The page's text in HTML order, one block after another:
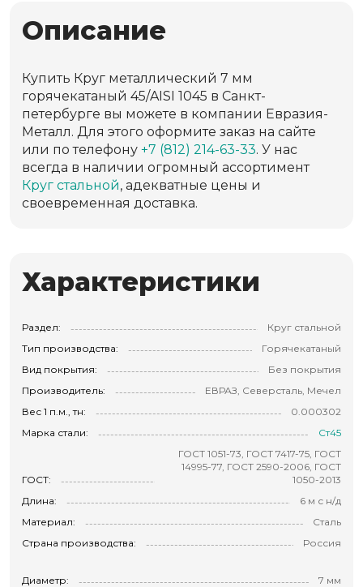
Описание
Купить Круг металлический 7 мм
горячекатаный 45/AISI 1045 в Санкт-
петербурге вы можете в компании Евразия-
Металл. Для этого оформите заказ на сайте
или по телефону +7 (812) 214-63-33. У нас
всегда в наличии огромный ассортимент
Круг стальной, адекватные цены и
своевременная доставка.
Характеристики
Раздел:
Круг стальной
Тип производства:
Горячекатаный
Вид покрытия:
Без покрытия
Производитель:
ЕВРАЗ, Северсталь, Мечел
Вес 1 п.м., тн:
0.000302
Марка стали:
Ст45
ГОСТ:
ГОСТ 1051-73, ГОСТ 7417-75, ГОСТ
14995-77, ГОСТ 2590-2006, ГОСТ
1050-2013
Длина:
6 м с н/д
Материал:
Сталь
Страна производства:
Россия
Диаметр:
7 мм